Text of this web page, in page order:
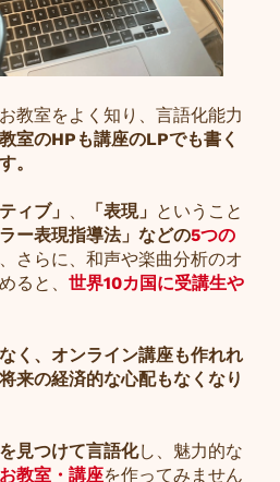
教室をよく知り、言語化能力
室のHPも講座のLPでも書く
。
ィブ」 「表現」 ということ
ー表現指導法」などの5つの
さらに、和声や楽曲分析のオ
ると、 世界10カ国に受講生や
く、オンライン講座も作れれ
将来の経済的な心配もなくなり
見つけて言語化し、魅力的な
教室・講座を作ってみません